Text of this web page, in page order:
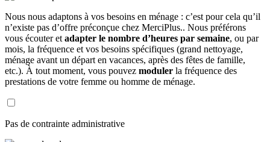
Nous nous adaptons à vos besoins en ménage : c’est pour cela qu’il
n’existe pas d’offre préconçue chez MerciPlus.. Nous préférons
vous écouter et adapter le nombre d’heures par semaine, ou par
mois, la fréquence et vos besoins spécifiques (grand nettoyage,
ménage avant un départ en vacances, après des fêtes de famille,
etc.). À tout moment, vous pouvez moduler la fréquence des
prestations de votre femme ou homme de ménage.
Pas de contrainte administrative